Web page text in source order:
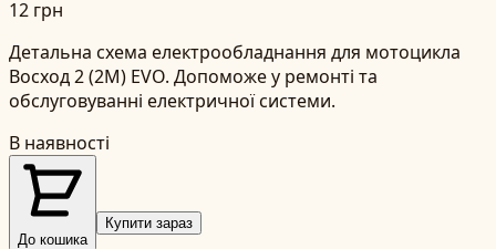
12 грн
Детальна схема електрообладнання для мотоцикла
Восход 2 (2М) EVO. Допоможе у ремонті та
обслуговуванні електричної системи.
В наявності
До кошика
Купити зараз